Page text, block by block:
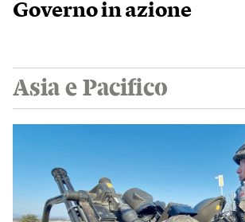
Governo in azione
Asia e Pacifico